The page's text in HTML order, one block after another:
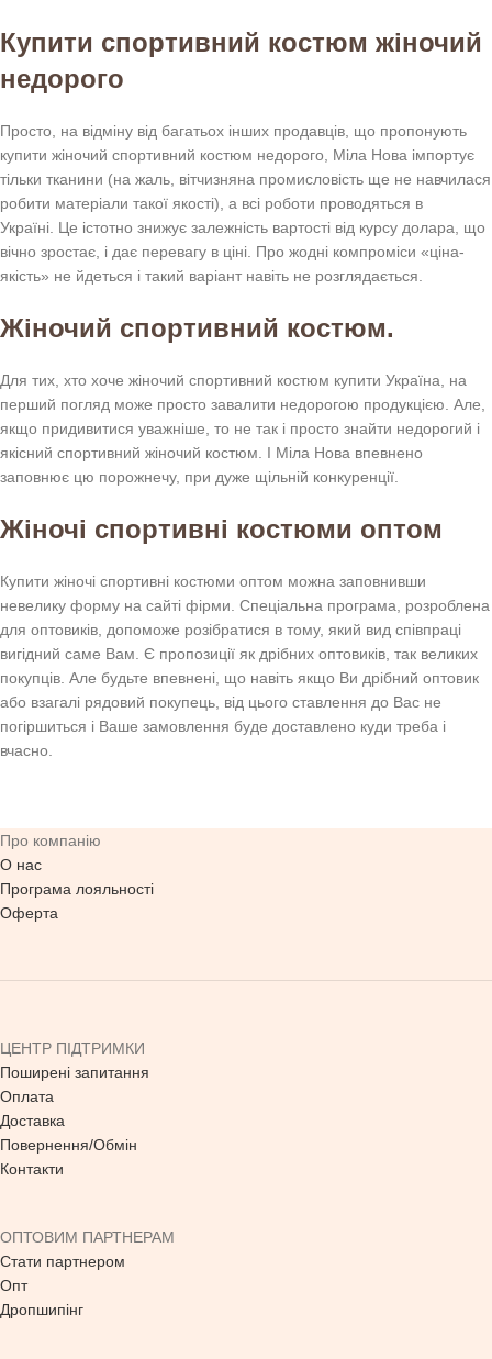
Купити спортивний костюм жіночий
недорого
Просто, на відміну від багатьох інших продавців, що пропонують
купити жіночий спортивний костюм недорого, Міла Нова імпортує
тільки тканини (на жаль, вітчизняна промисловість ще не навчилася
робити матеріали такої якості), а всі роботи проводяться в
Україні. Це істотно знижує залежність вартості від курсу долара, що
вічно зростає, і дає перевагу в ціні. Про жодні компроміси «ціна-
якість» не йдеться і такий варіант навіть не розглядається.
Жіночий спортивний костюм.
Для тих, хто хоче жіночий спортивний костюм купити Україна, на
перший погляд може просто завалити недорогою продукцією. Але,
якщо придивитися уважніше, то не так і просто знайти недорогий і
якісний спортивний жіночий костюм. І Міла Нова впевнено
заповнює цю порожнечу, при дуже щільній конкуренції.
Жіночі спортивні костюми оптом
Купити жіночі спортивні костюми оптом можна заповнивши
невелику форму на сайті фірми. Спеціальна програма, розроблена
для оптовиків, допоможе розібратися в тому, який вид співпраці
вигідний саме Вам. Є пропозиції як дрібних оптовиків, так великих
покупців. Але будьте впевнені, що навіть якщо Ви дрібний оптовик
або взагалі рядовий покупець, від цього ставлення до Вас не
погіршиться і Ваше замовлення буде доставлено куди треба і
вчасно.
Про компанію
О нас
Програма лояльності
Оферта
ЦЕНТР ПІДТРИМКИ
Поширені запитання
Оплата
Доставка
Повернення/Обмін
Контакти
ОПТОВИМ ПАРТНЕРАМ
Стати партнером
Опт
Дропшипінг